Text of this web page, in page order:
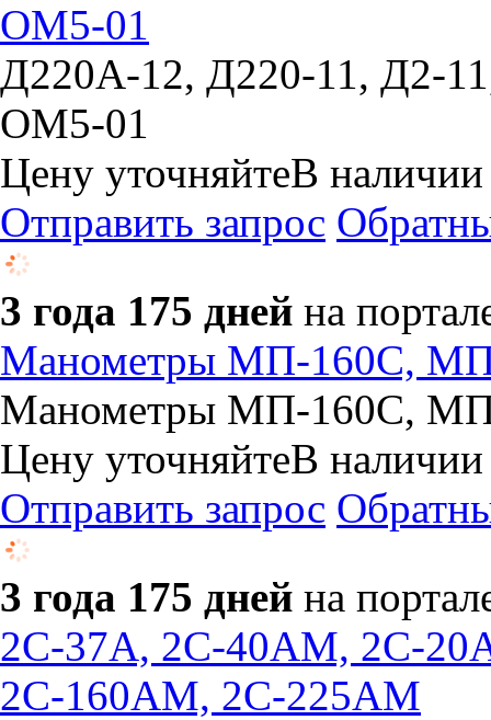
ОМ5-01
Д220А-12, Д220-11, Д2-
ОМ5-01
Цену уточняйтеВ наличии
Отправить запрос
3 года 175 дней на
Манометры МП-160С,
Манометры МП-160С,
Цену уточняйтеВ наличии
Отправить запрос
3 года 175 дней на
2С-37А, 2С-40АМ, 2С-
2С-160АМ, 2С-225АМ